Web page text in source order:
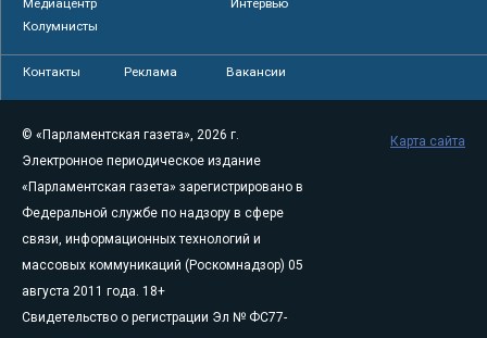
Медиацентр
Интервью
Колумнисты
Контакты Реклама Вакансии
© «Парламентская газета», 2026 г.
Электронное периодическое издание
«Парламентская газета» зарегистрировано в
Федеральной службе по надзору в сфере
связи, информационных технологий и
массовых коммуникаций (Роскомнадзор) 05
августа 2011 года. 18+
Свидетельство о регистрации Эл № ФС77-
Карта сайта